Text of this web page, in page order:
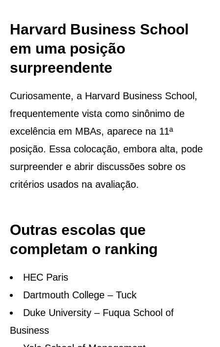
Harvard Business School
em uma posição
surpreendente
Curiosamente, a Harvard Business School,
frequentemente vista como sinônimo de
excelência em MBAs, aparece na 11ª
posição. Essa colocação, embora alta, pode
surpreender e abrir discussões sobre os
critérios usados na avaliação.
Outras escolas que
completam o ranking
HEC Paris
Dartmouth College – Tuck
Duke University – Fuqua School of
Business